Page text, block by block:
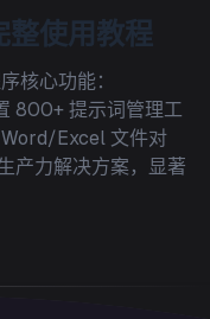
使用教程
核心功能：
800+ 提示词管理工
Excel 文件对
产力解决方案，显著